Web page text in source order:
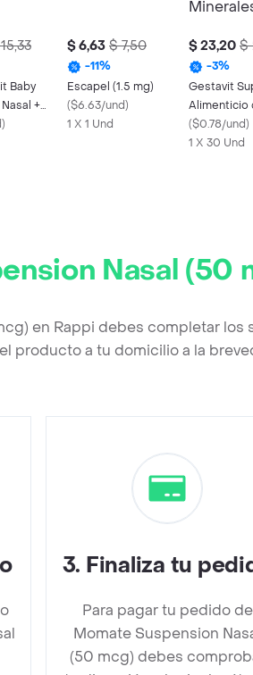
Baby
+
)
$ 6,63 $ 7,50
-11%
Escapel (1.5 mg)
($6.63/und)
1 X 1 Und
$ 23,20 $
-3%
Gestavit
Alimenticio
Vitaminas y
($0.78/und)
1 X 30 Und
Nasal (50
en Rappi debes completar los
producto a tu domicilio a la
3. Finaliza tu
Para pagar tu pedido de
Momate Suspension
(50 mcg) debes